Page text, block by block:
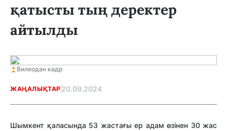
қатысты тың деректер
айтылды
Вилеодан кадр
ЖАҢАЛЫҚТАР 20.09.2024
Шымкент қаласында 53 жастағы ер адам өзінен 30 жас